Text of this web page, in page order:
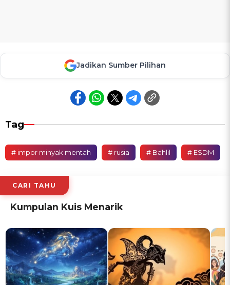
Jadikan Sumber Pilihan
Tag
# impor minyak mentah # rusia # Bahlil # ESDM
CARI TAHU
Kumpulan Kuis Menarik